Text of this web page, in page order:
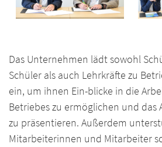
Das Unternehmen lädt sowohl
Schüler als auch Lehrkräfte zu
ein, um ihnen Ein-blicke in die
Betriebes zu ermöglichen und das
zu präsentieren. Außerdem
Mitarbeiterinnen und Mitarbeiter